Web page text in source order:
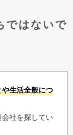
ではないで
生活全般につ
会社を探してい